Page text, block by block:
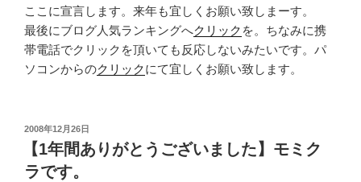
ここに宣言します。来年も宜しくお願い致しまーす。
最後にブログ人気ランキングへクリック を。ちなみに携
帯電話でクリックを頂いても反応しないみたいです。パ
ソコンからのクリックにて宜しくお願い致します。
投
日:
2008年12月26日
【1年間ありがとうございました】モミク
ラです。